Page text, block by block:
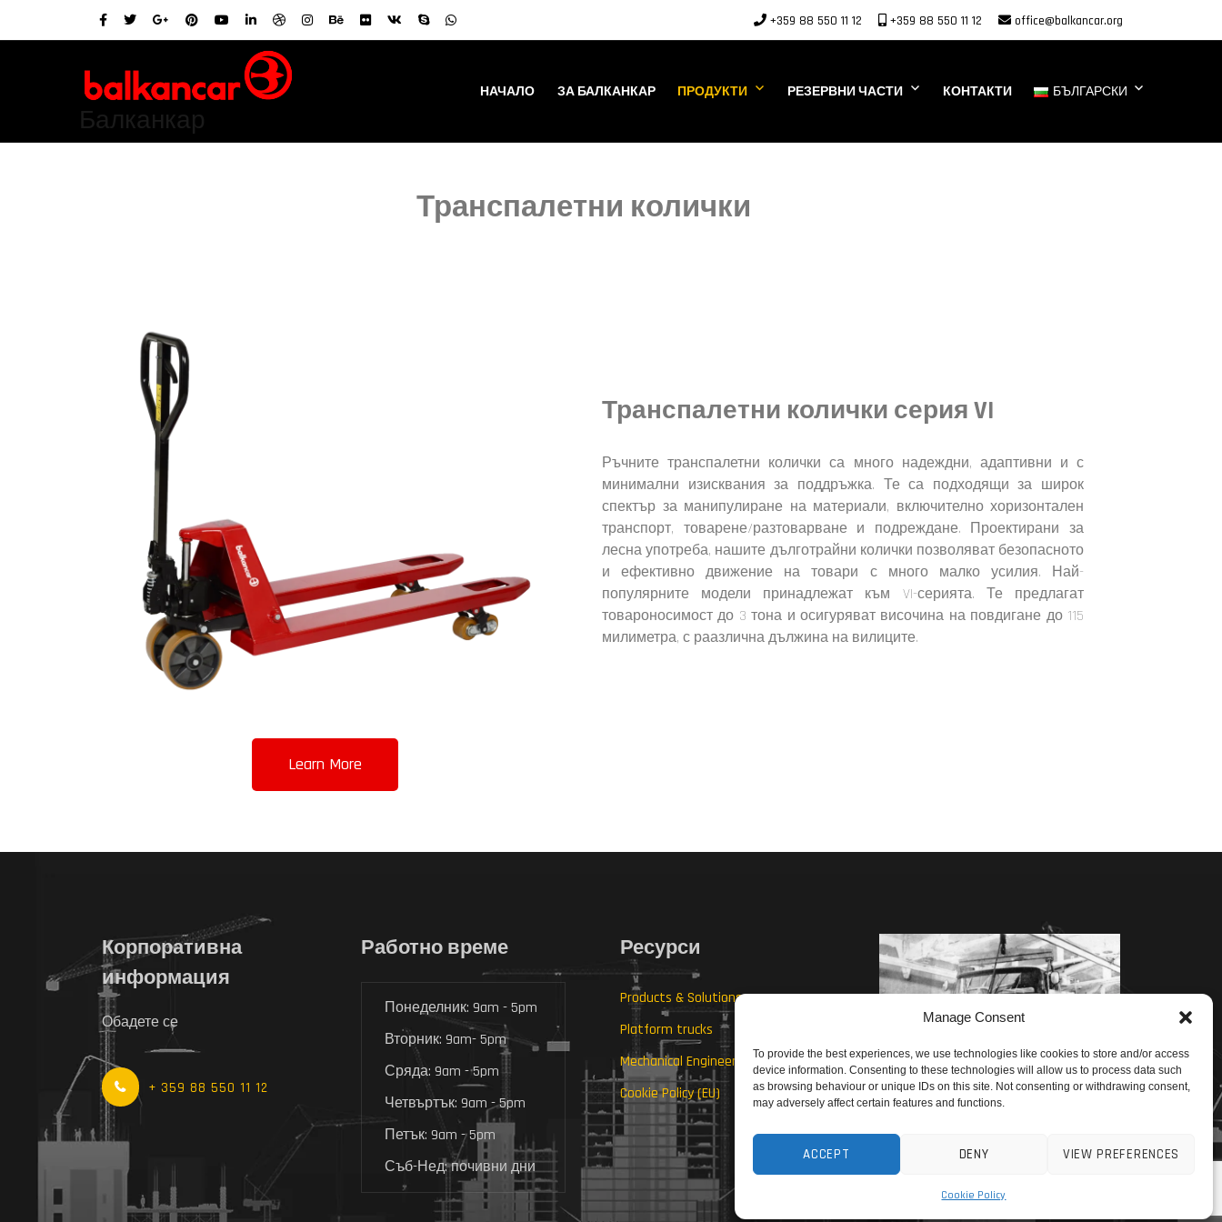
Manage Consent
To provide the best experiences, we use technologies like cookies to store and/or access
device information. Consenting to these technologies will allow us to process data such
as browsing behaviour or unique IDs on this site. Not consenting or withdrawing consent,
may adversely affect certain features and functions.
ACCEPT DENY VIEW PREFERENCES
Cookie Policy
+359 88 550 11 12 +359 88 550 11 12 office@balkancar.org
Балканкар
НАЧАЛО ЗА БАЛКАНКАР ПРОДУКТИ РЕЗЕРВНИ ЧАСТИ КОНТАКТИ БЪЛГАРСКИ
Транспалетни колички
Learn More
Транспалетни колички серия VI
Ръчните транспалетни колички са много надеждни, адаптивни и с
минимални изисквания за поддръжка. Те са подходящи за широк
спектър за манипулиране на материали, включително хоризонтален
транспорт, товарене/разтоварване и подреждане. Проектирани за
лесна употреба, нашите дълготрайни колички позволяват безопасното
и ефективно движение на товари с много малко усилия. Най-
популярните модели принадлежат към VI-серията. Те предлагат
товароносимост до 3 тона и осигуряват височина на повдигане до 115
милиметра, с раазлична дължина на вилиците.
Корпоративна
информация
Обадете се
+ 359 88 550 11 12
Работно време
Понеделник: 9am - 5pm
Вторник: 9am- 5pm
Сряда: 9am - 5pm
Четвъртък: 9am - 5pm
Петък: 9am - 5pm
Съб-Нед: почивни дни
Ресурси
Products & Solutions
Platform trucks
Mechanical Engineering
Cookie Policy (EU)